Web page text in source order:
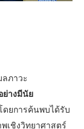
ภาวะ
ย่างมีนัย
ยการค้นพบได้รับ
เชิงวิทยาศาสตร์